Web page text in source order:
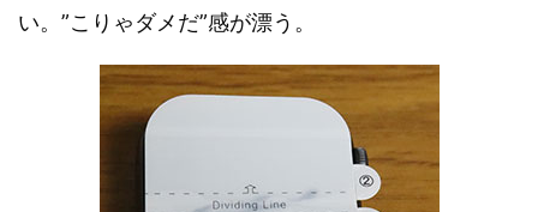
い。”こりゃダメだ”感が漂う。